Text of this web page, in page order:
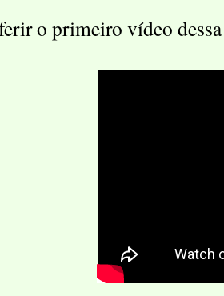
o primeiro vídeo